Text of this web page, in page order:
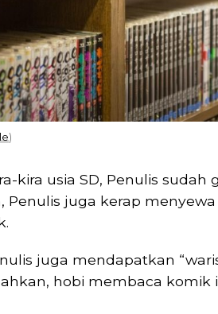
)
kira usia SD, Penulis sudah
Penulis juga kerap
juga mendapatkan
hobi membaca komik